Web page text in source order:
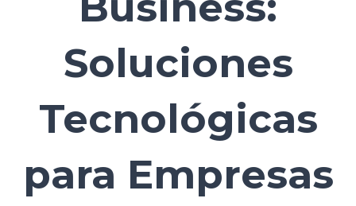
Soluciones
Tecnológicas
para Empresas